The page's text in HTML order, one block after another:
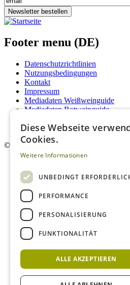
Newsletter bestellen
Footer menu (DE)
Datenschutzrichtlinien
Nutzungsbedingungen
Kontakt
Impressum
Mediadaten Weißweinguide
Mediadaten Rotweinguide
Newsletter
© 2026. Alle Rechte vorbehalten.
Diese Webseite
Cookies.
Weitere Informationen
UNBEDINGT
PERFORMANCE
PERSONALISIERUNG
FUNKTIONALITÄT
ALLE AKZEPTIEREN